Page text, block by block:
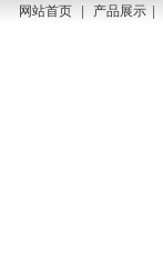
网站首页 产品展示